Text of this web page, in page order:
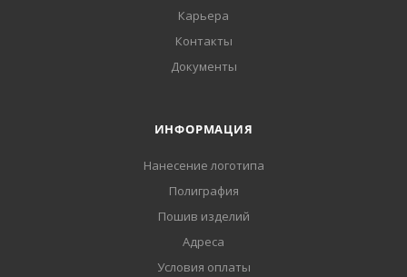
Карьера
Контакты
Документы
ИНФОРМАЦИЯ
Нанесение логотипа
Полиграфия
Пошив изделий
Адреса
Условия оплаты